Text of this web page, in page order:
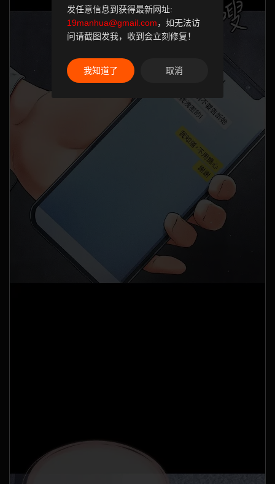
发任意信息到获得最新网址:
19manhua@gmail.com，如无法访
问请截图发我，收到会立刻修复！
我知道了 取消